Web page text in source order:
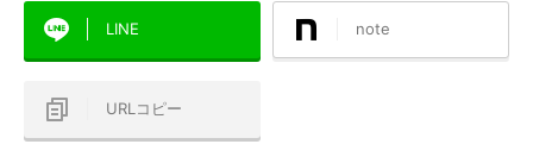
LINE note
URLコピー